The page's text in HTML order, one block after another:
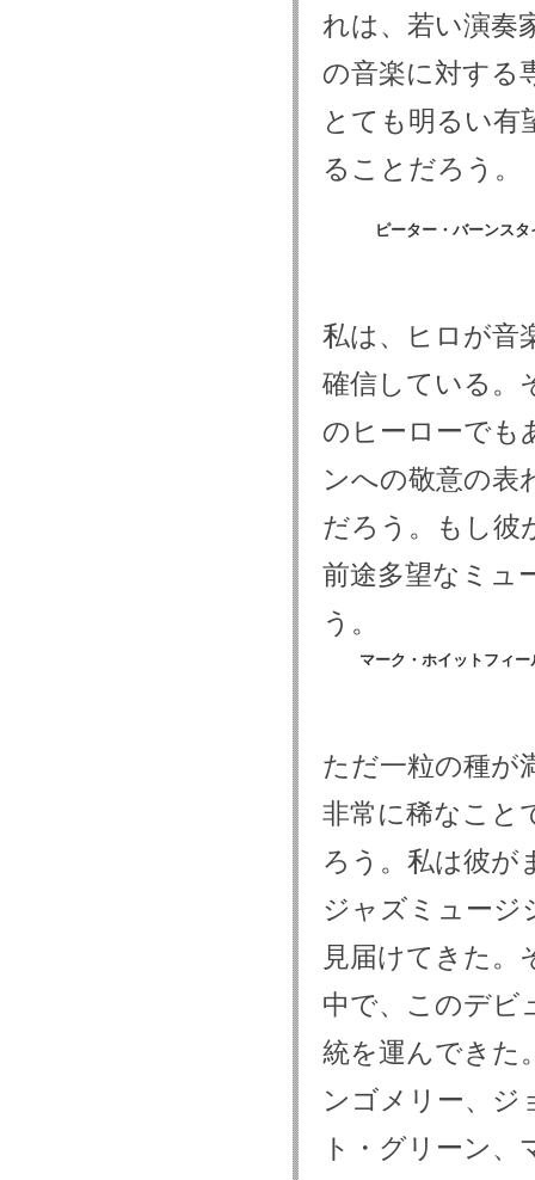
れは、若い演奏
の音楽に対する
とても明るい有
ることだろう。
ピーター・バーンスタ
私は、ヒロが音
確信している。
のヒーローでも
ンへの敬意の表
だろう。もし彼
前途多望なミュ
う。
マーク・ホイットフィー
ただ一粒の種が
非常に稀なこと
ろう。私は彼が
ジャズミュージ
見届けてきた。
中で、このデビ
統を運んできた
ンゴメリー、ジ
ト・グリーン